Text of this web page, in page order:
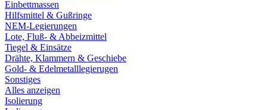
Einbettmassen
Hilfsmittel & Gußringe
NEM-Legierungen
Lote, Fluß- & Abbeizmittel
Tiegel & Einsätze
Drähte, Klammern & Geschiebe
Gold- & Edelmetalllegierugen
Sonstiges
Alles anzeigen
Isolierung